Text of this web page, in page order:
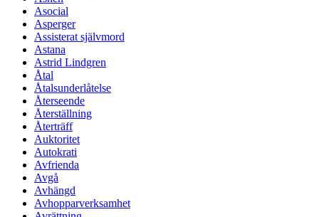
Asocial
Asperger
Assisterat självmord
Astana
Astrid Lindgren
Åtal
Åtalsunderlåtelse
Återseende
Återställning
Återträff
Auktoritet
Autokrati
Avfrienda
Avgå
Avhängd
Avhopparverksamhet